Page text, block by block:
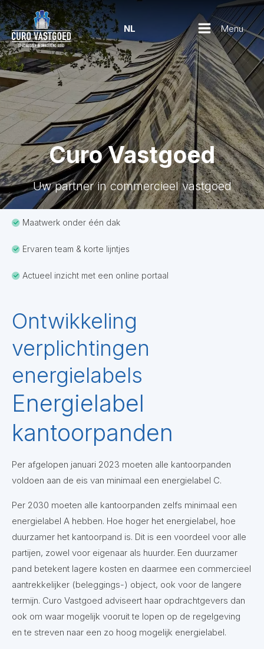
NL Menu
Curo Vastgoed
Uw partner in commercieel vastgoed
Maatwerk onder één dak
Ervaren team & korte lijntjes
Actueel inzicht met een online portaal
Ontwikkeling
verplichtingen
energielabels
Energielabel
kantoorpanden
Per afgelopen januari 2023 moeten alle kantoorpanden
voldoen aan de eis van minimaal een energielabel C.
Per 2030 moeten alle kantoorpanden zelfs minimaal een
energielabel A hebben. Hoe hoger het energielabel, hoe
duurzamer het kantoorpand is. Dit is een voordeel voor alle
partijen, zowel voor eigenaar als huurder. Een duurzamer
pand betekent lagere kosten en daarmee een commercieel
aantrekkelijker (beleggings-) object, ook voor de langere
termijn. Curo Vastgoed adviseert haar opdrachtgevers dan
ook om waar mogelijk vooruit te lopen op de regelgeving
en te streven naar een zo hoog mogelijk energielabel.